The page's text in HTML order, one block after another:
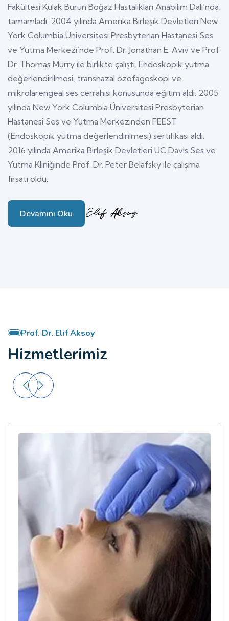
Fakültesi Kulak Burun Boğaz Hastalıkları Anabilim Dalı’nda
tamamladı. 2004 yılında Amerika Birleşik Devletleri New
York Columbia Üniversitesi Presbyterian Hastanesi Ses
ve Yutma Merkezi’nde Prof. Dr. Jonathan E. Aviv ve Prof.
Dr. Thomas Murry ile birlikte çalıştı. Endoskopik yutma
değerlendirilmesi, transnazal özofagoskopi ve
mikrolarengeal ses cerrahisi konusunda eğitim aldı. 2005
yılında New York Columbia Üniversitesi Presbyterian
Hastanesi Ses ve Yutma Merkezinden FEEST
(Endoskopik yutma değerlendirilmesi) sertifikası aldı.
2016 yılında Amerika Birleşik Devletleri UC Davis Ses ve
Yutma Kliniğinde Prof. Dr. Peter Belafsky ile çalışma
fırsatı oldu.
Devamını Oku
Prof. Dr. Elif Aksoy
Hizmetlerimiz